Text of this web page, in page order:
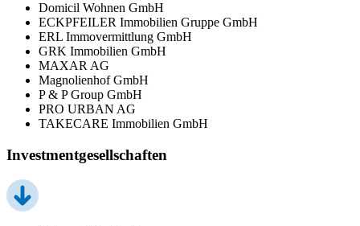
Domicil Wohnen GmbH
ECKPFEILER Immobilien Gruppe GmbH
ERL Immovermittlung GmbH
GRK Immobilien GmbH
MAXAR AG
Magnolienhof GmbH
P & P Group GmbH
PRO URBAN AG
TAKECARE Immobilien GmbH
Investmentgesellschaften